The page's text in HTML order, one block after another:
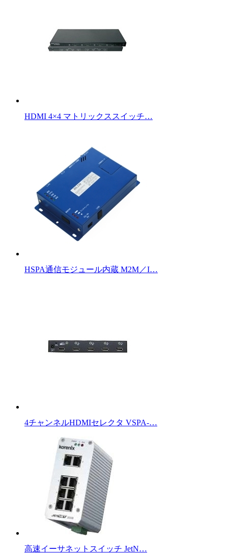
HDMI 4×4 マトリックススイッチ…
HSPA通信モジュール内蔵 M2M／I…
4チャンネルHDMIセレクタ VSPA-…
高速イーサネットスイッチ JetN…